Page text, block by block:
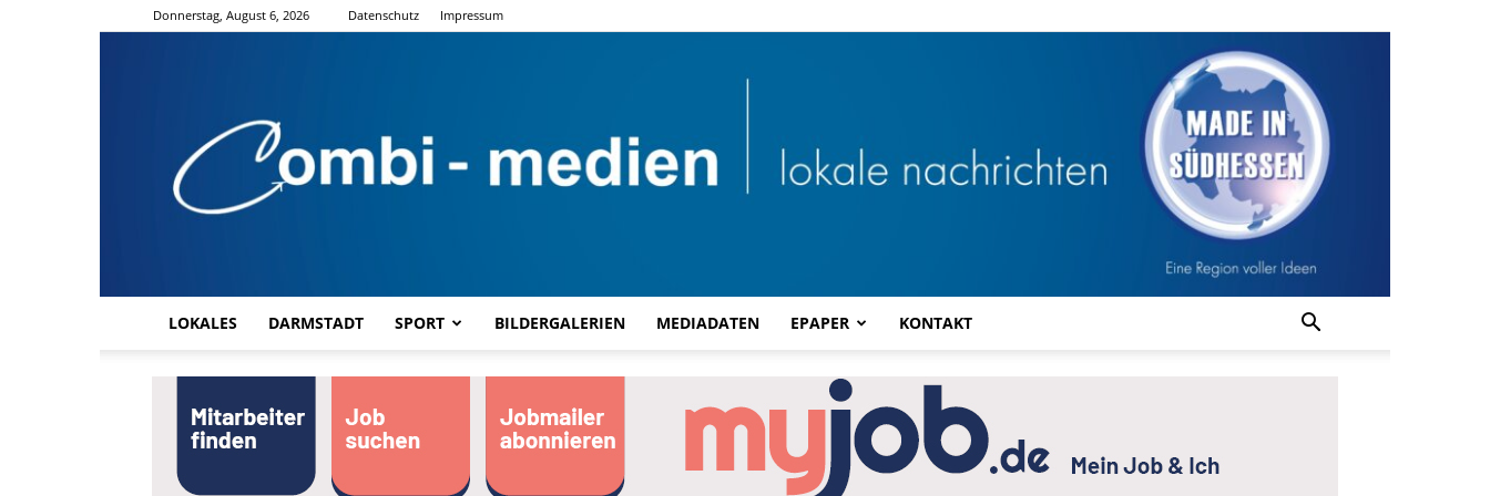
Donnerstag, August 6, 2026 Datenschutz Impressum
LOKALES DARMSTADT SPORT BILDERGALERIEN MEDIADATEN EPAPER KONTAKT